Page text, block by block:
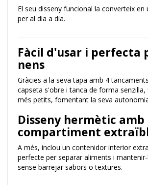
El seu disseny funcional la converteix en
per al dia a dia.
Fàcil d'usar i perfecta
nens
Gràcies a la seva tapa amb 4
capseta s'obre i tanca de forma
més petits, fomentant la seva
Disseny hermètic amb
compartiment
A més, inclou un contenidor interior
perfecte per separar aliments i
sense barrejar sabors o textures.